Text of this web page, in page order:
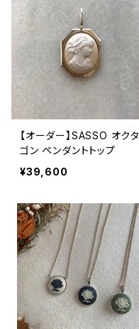
【オーダー】SASSO オクタ
ゴン ペンダントトップ
¥39,600